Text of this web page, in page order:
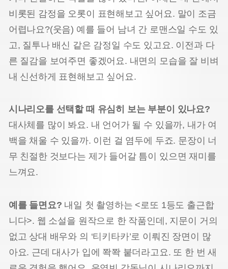
비롯된 감정을 오롯이 표현해보고 싶어요. 말이 조금
어렵나요?(웃음) 예를 들어 남녀 간 로맨스일 수도 있
고, 질투나 배신 같은 감정일 수도 있고요. 이전과 다
른 질감을 보여주면 좋겠어요. 내면의 모습을 잘 비벼
내 신선하게 표현해보고 싶어요.
시나리오를 선택할 때 유심히 보는 부분이 있나요?
대사체를 많이 봐요. 내 언어가 될 수 있을까, 내가 여
백을 채울 수 있을까. 이런 걸 염두에 두죠. 문장이 너
무 친절한 것보다는 제가 들어갈 틈이 있으면 재미를
느껴요.
예를 들면요? 내일 첫 촬영하는 <로또 1등도 출근합
니다>. 웹 소설을 원작으로 한 작품인데, 지문이 거의
없고 상대 배우와 의 ‘티키타카’로 이뤄진 장면이 많
아요. 근데 대사가 입에 쫙쫙 붙더라고요. 또 한 번 새